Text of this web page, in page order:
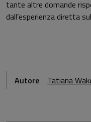
tante altre domande
dall’esperienza diretta
Autore Tatiana